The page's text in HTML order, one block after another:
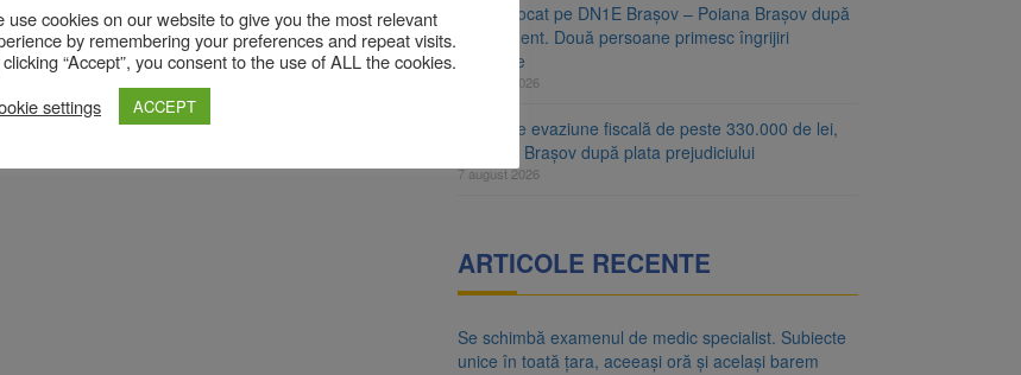
Trafic blocat pe DN1E Brașov – Poiana Brașov după
un accident. Două persoane primesc îngrijiri
medicale
7 august 2026
Dosar de evaziune fiscală de peste 330.000 de lei,
clasat la Brașov după plata prejudiciului
7 august 2026
ARTICOLE RECENTE
Se schimbă examenul de medic specialist. Subiecte
unice în toată țara, aceeași oră și același barem
use cookies on our website to give you the most relevant
by remembering your preferences and repeat visits.
“Accept”, you consent to the use of ALL the cookies.
settings
ACCEPT